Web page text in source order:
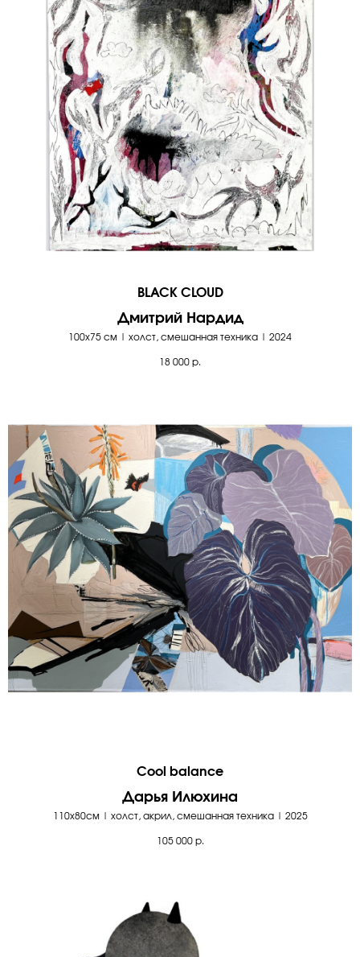
BLACK CLOUD
Дмитрий Нардид
100х75 см | холст, смешанная техника | 2024
18 000 р.
Cool balance
Дарья Илюхина
110х80см | холст, акрил, смешанная техника | 2025
105 000 р.